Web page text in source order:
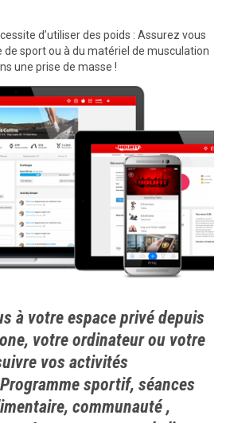
d’utiliser des poids : Assurez vous
de sport ou à du matériel de musculation
une prise de masse !
à votre espace privé depuis
votre ordinateur ou votre
vos activités
sportif, séances
communauté ,